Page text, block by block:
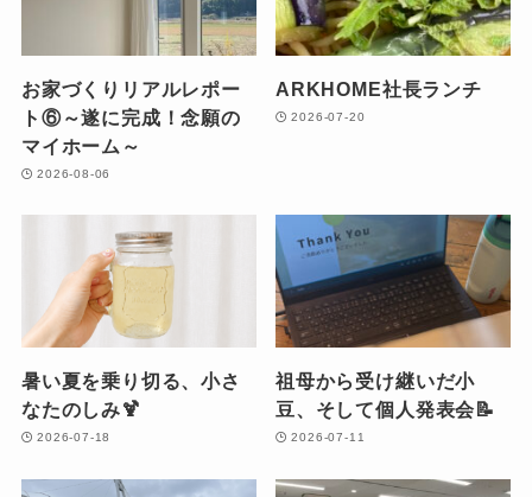
お家づくりリアルレポー
ト⑥～遂に完成！念願の
マイホーム～
2026-08-06
ARKHOME社長ランチ
2026-07-20
暑い夏を乗り切る、小さ
なたのしみ🍹
2026-07-18
祖母から受け継いだ小
豆、そして個人発表会📝
2026-07-11